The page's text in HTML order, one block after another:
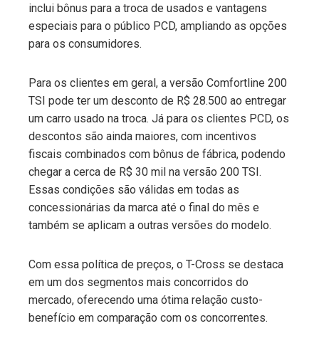
inclui bônus para a troca de usados e vantagens
especiais para o público PCD, ampliando as opções
para os consumidores.
Para os clientes em geral, a versão Comfortline 200
TSI pode ter um desconto de R$ 28.500 ao entregar
um carro usado na troca. Já para os clientes PCD, os
descontos são ainda maiores, com incentivos
fiscais combinados com bônus de fábrica, podendo
chegar a cerca de R$ 30 mil na versão 200 TSI.
Essas condições são válidas em todas as
concessionárias da marca até o final do mês e
também se aplicam a outras versões do modelo.
Com essa política de preços, o T-Cross se destaca
em um dos segmentos mais concorridos do
mercado, oferecendo uma ótima relação custo-
benefício em comparação com os concorrentes.